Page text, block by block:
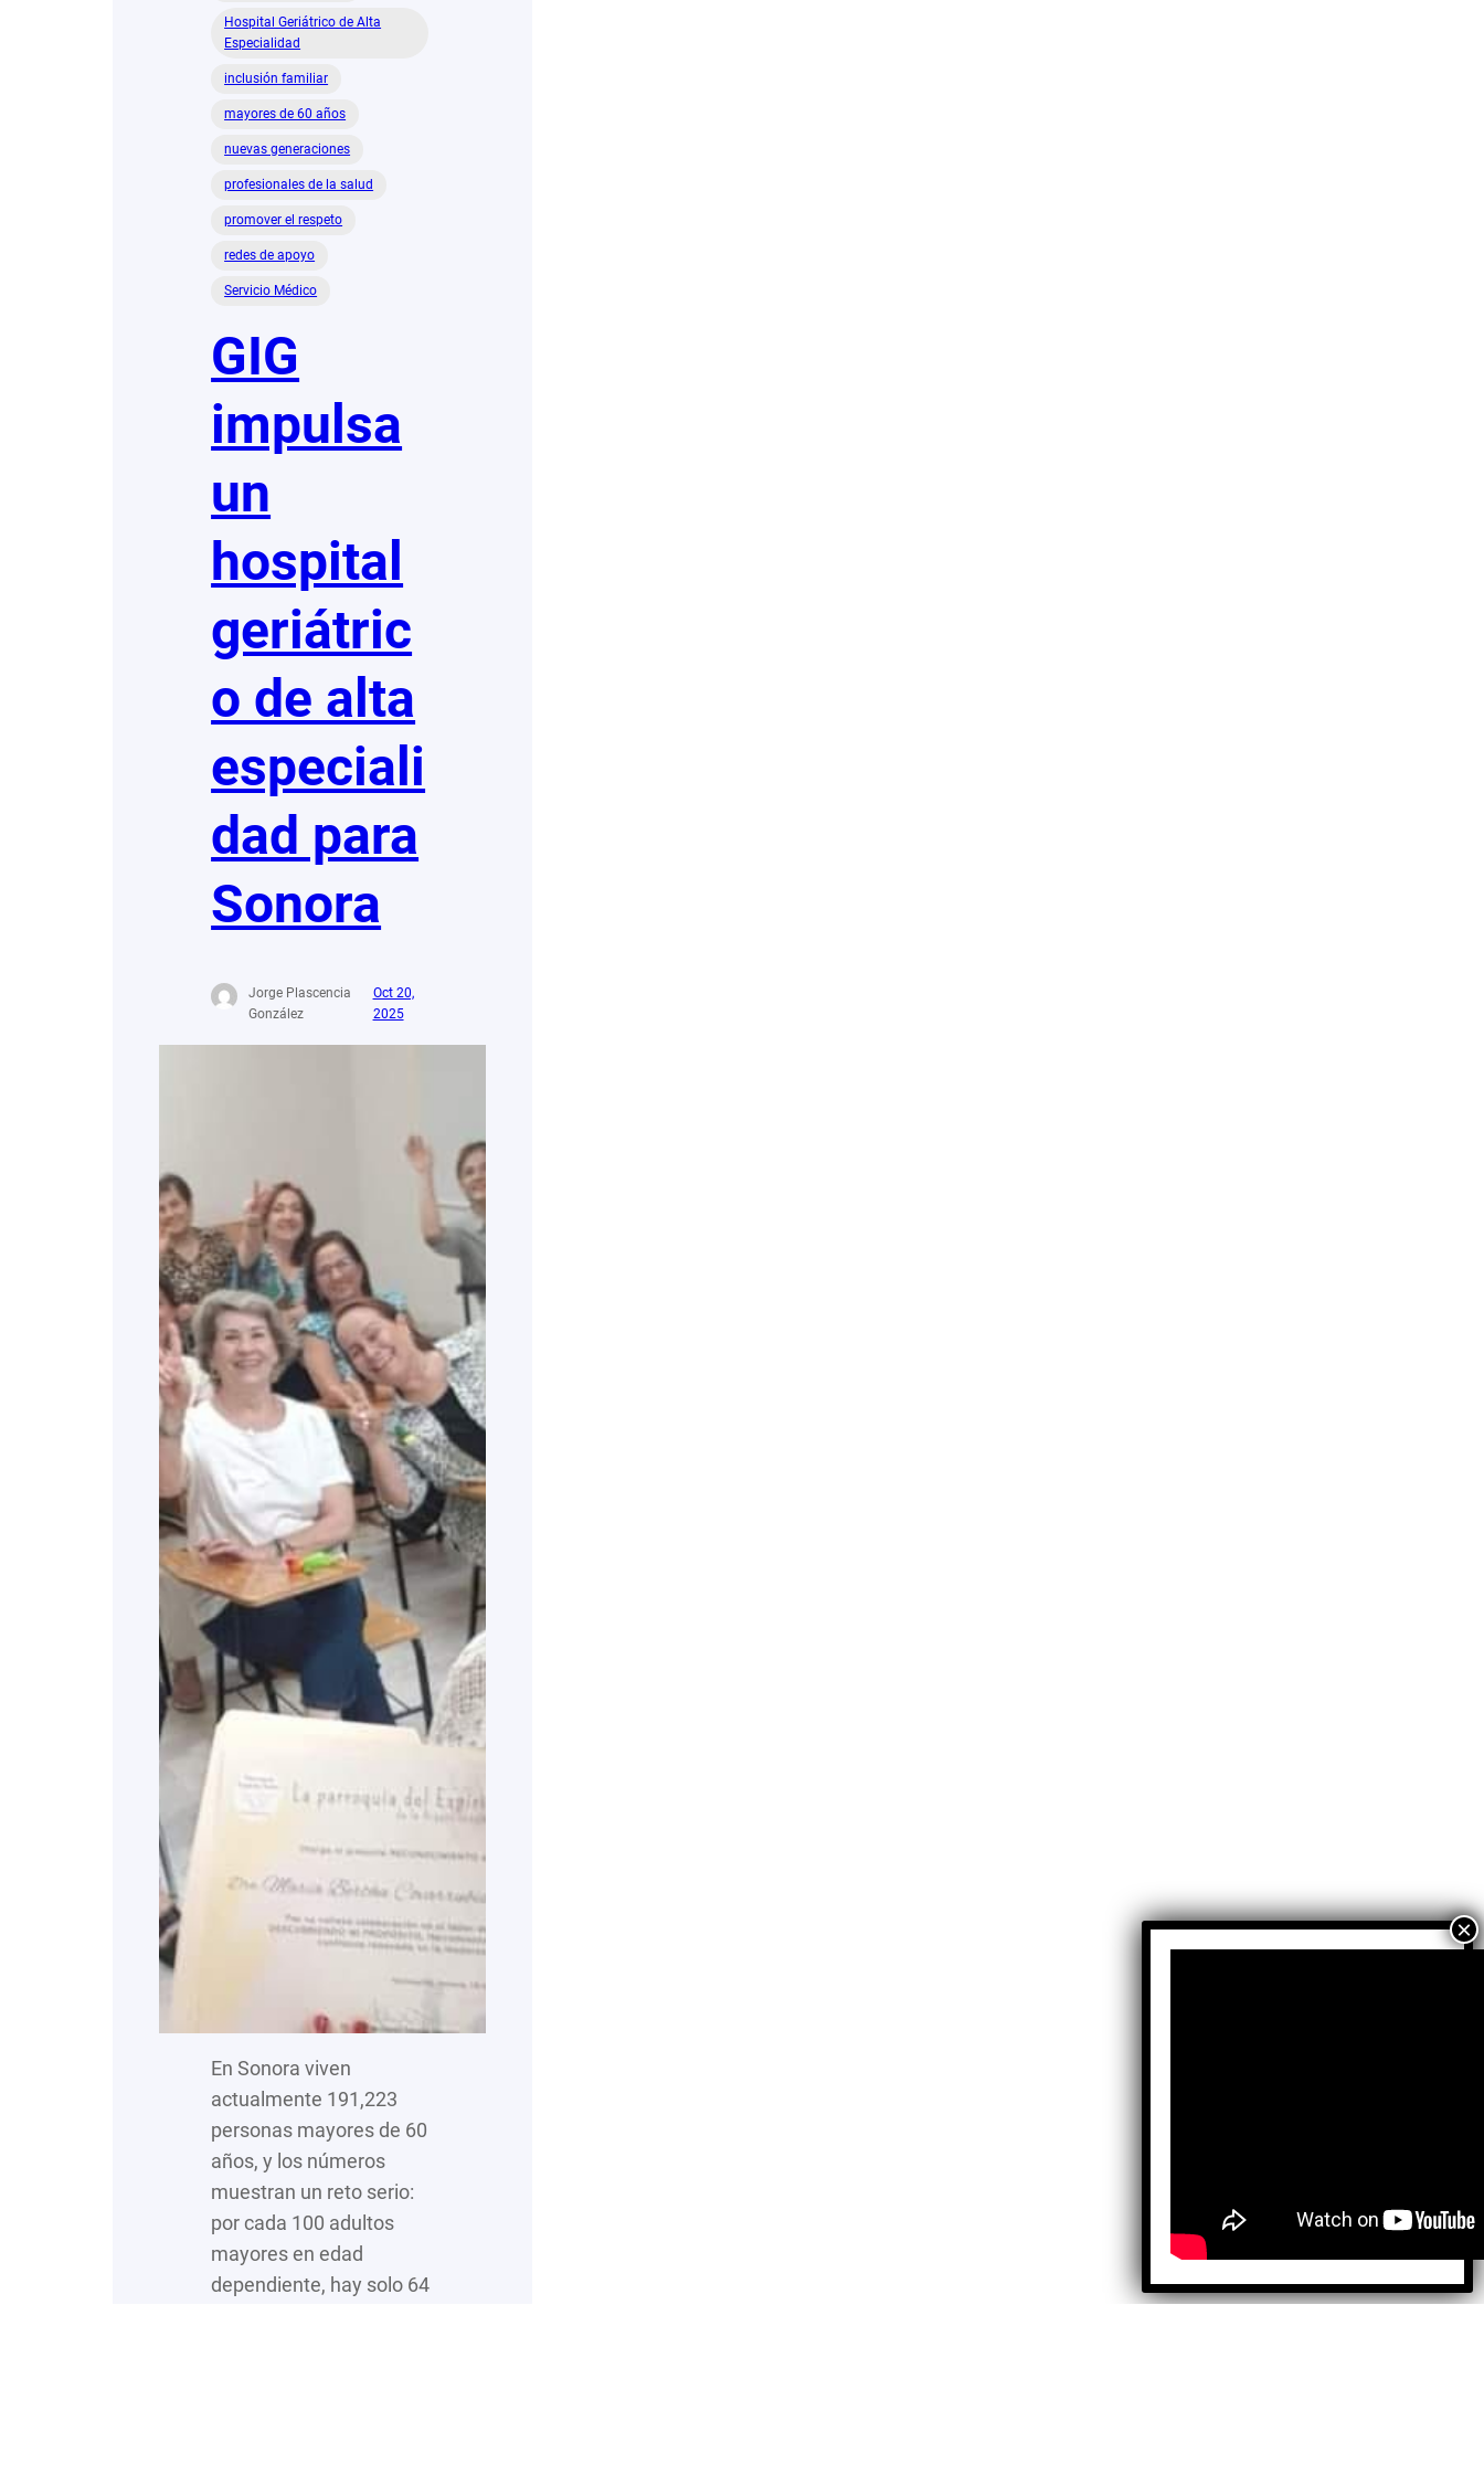
Hospital Geriátrico de Alta
Especialidad
inclusión familiar
mayores de 60 años
nuevas generaciones
profesionales de la salud
promover el respeto
redes de apoyo
Servicio Médico
GIG
impulsa
un
hospital
geriátric
o de alta
especiali
dad para
Sonora
Jorge Plascencia
González
Oct 20,
2025
En Sonora viven
actualmente 191,223
personas mayores de 60
años, y los números
muestran un reto serio:
por cada 100 adultos
mayores en edad
dependiente, hay solo 64